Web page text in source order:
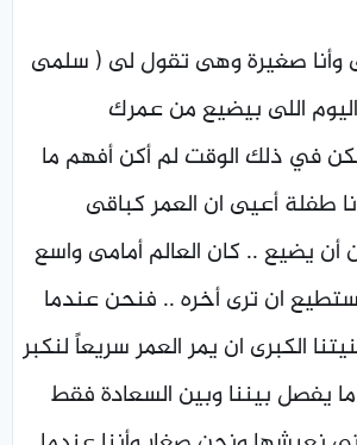
وأنا صغيرة وهى تقول لى ( سلمى
اللى بيضيع من عمرك
في ذلك الوقت لم أكن أفهم ما
طفلة أعيى ان العمر كباقى
أن يضيع .. كان العالم أمامى واسع
ان ترى أخره .. فنحن عندما
الكبرى ان يمر العمر سريعاً لنكبر
يفصل بيننا وبين السعادة فقط